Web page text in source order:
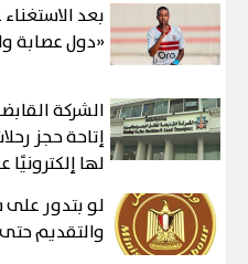
بعد
«دول عصابة
الشركة
إتاحة حجز
لها
والتقديم